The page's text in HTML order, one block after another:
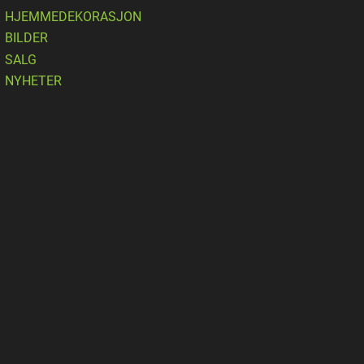
HJEMMEDEKORASJON
BILDER
SALG
NYHETER